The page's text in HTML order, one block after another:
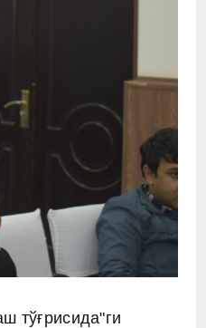
тўғрисида"ги